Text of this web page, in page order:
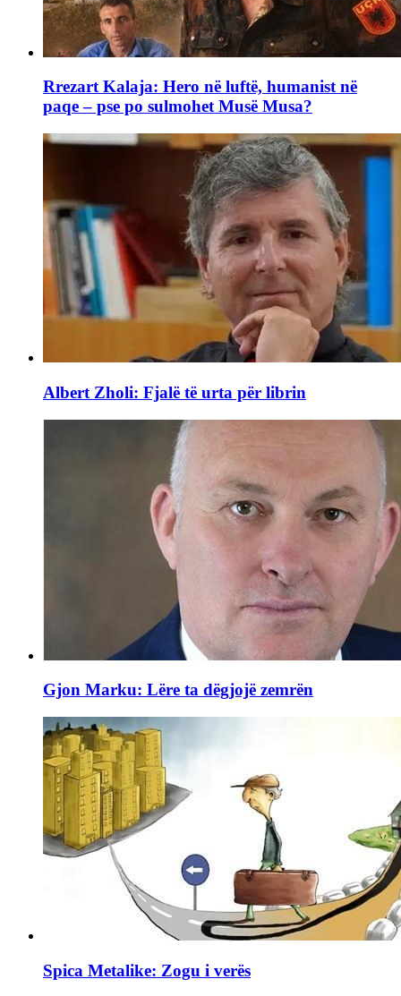
Rrezart Kalaja: Hero në luftë, humanist në
paqe – pse po sulmohet Musë Musa?
Albert Zholi: Fjalë të urta për librin
Gjon Marku: Lëre ta dëgjojë zemrën
Spica Metalike: Zogu i verës